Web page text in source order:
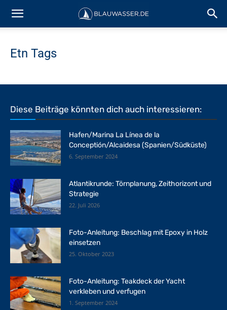
Etn Tags
Diese Beiträge könnten dich auch interessieren:
Hafen/Marina La Línea de la
Conceptión/Alcaidesa (Spanien/Südküste)
6. September 2024
Atlantikrunde: Törnplanung, Zeithorizont und
Strategie
22. Juli 2026
Foto-Anleitung: Beschlag mit Epoxy in Holz
einsetzen
25. Oktober 2023
Foto-Anleitung: Teakdeck der Yacht
verkleben und verfugen
1. September 2024